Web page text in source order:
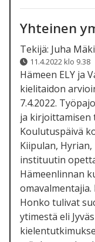
Yhteinen
Tekijä: Juha
11.4.2022 klo 9.38
Hämeen ELY ja
kielitaidon
7.4.2022.
ja kirjoittamisen
Koulutuspäivä
Kiipulan,
instituutin
Hämeenlinnan
Honko tulivat
ytimestä eli